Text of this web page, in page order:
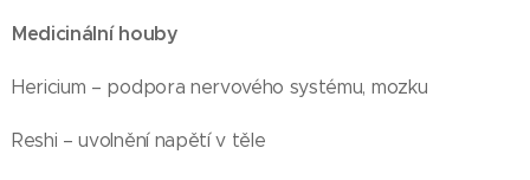
Medicinální houby
Hericium – podpora nervového systému, mozku
Reshi – uvolnění napětí v těle